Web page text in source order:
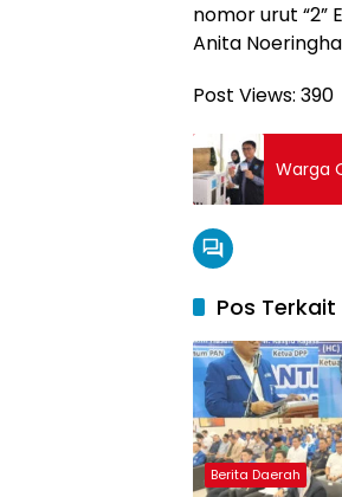
nomor urut “2”
Anita
Post Views: 390
Warga
Pos Terkait
Berita Daerah